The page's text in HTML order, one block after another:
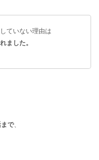
ていない理由は
ました。
で、